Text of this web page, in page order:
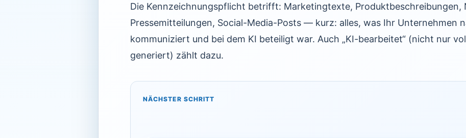
Die Kennzeichnungspflicht betrifft: Marketingtexte, Produktbeschreibungen,
Pressemitteilungen, Social-Media-Posts — kurz: alles, was Ihr Unternehmen
kommuniziert und bei dem KI beteiligt war. Auch „KI-bearbeitet“ (nicht nur
generiert) zählt dazu.
NÄCHSTER SCHRITT